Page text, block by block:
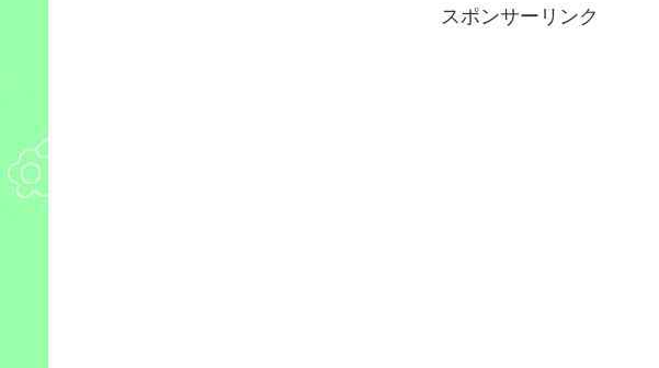
スポンサーリンク